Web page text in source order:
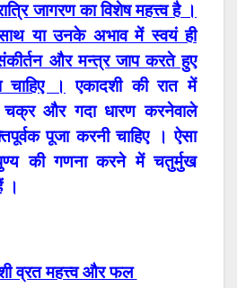
जागरण का विशेष महत्त्व है ।
या उनके अभाव में स्वयं ही
और मन्त्र जाप करते हुए
चाहिए ।
एकादशी की रात में
और गदा धारण करनेवाले
पूजा करनी चाहिए । ऐसा
की गणना करने में चतुर्मुख
।
व्रत महत्त्व और फल